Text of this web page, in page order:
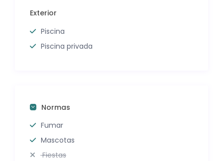
Exterior
Piscina
Piscina privada
Normas
Fumar
Mascotas
Fiestas